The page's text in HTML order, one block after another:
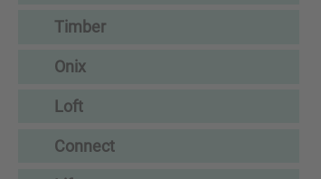
Timber
Onix
Loft
Connect